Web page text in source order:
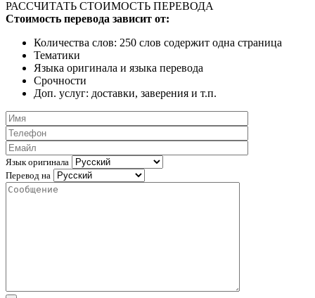
РАССЧИТАТЬ СТОИМОСТЬ ПЕРЕВОДА
Стоимость перевода зависит от:
Количества слов: 250 слов содержит одна страница
Тематики
Языка оригинала и языка перевода
Срочности
Доп. услуг: доставки, заверения и т.п.
Язык оригинала
Перевод на